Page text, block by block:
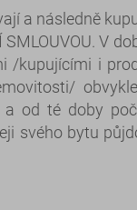
a následně
V
/kupujícími i
od té doby
svého bytu